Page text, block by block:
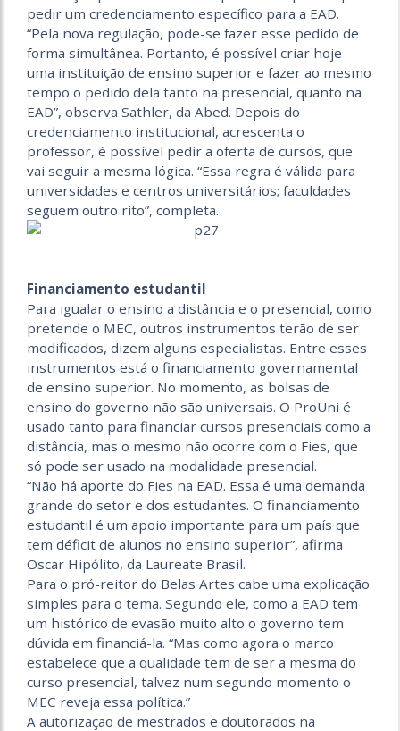
pedir um credenciamento específico para a EAD.
“Pela nova regulação, pode-se fazer esse pedido de
forma simultânea. Portanto, é possível criar hoje
uma instituição de ensino superior e fazer ao mesmo
tempo o pedido dela tanto na presencial, quanto na
EAD”, observa Sathler, da Abed. Depois do
credenciamento institucional, acrescenta o
professor, é possível pedir a oferta de cursos, que
vai seguir a mesma lógica. “Essa regra é válida para
universidades e centros universitários; faculdades
seguem outro rito”, completa.
Financiamento estudantil
Para igualar o ensino a distância e o presencial, como
pretende o MEC, outros instrumentos terão de ser
modificados, dizem alguns especialistas. Entre esses
instrumentos está o financiamento governamental
de ensino superior. No momento, as bolsas de
ensino do governo não são universais. O ProUni é
usado tanto para financiar cursos presenciais como a
distância, mas o mesmo não ocorre com o Fies, que
só pode ser usado na modalidade presencial.
“Não há aporte do Fies na EAD. Essa é uma demanda
grande do setor e dos estudantes. O financiamento
estudantil é um apoio importante para um país que
tem déficit de alunos no ensino superior”, afirma
Oscar Hipólito, da Laureate Brasil.
Para o pró-reitor do Belas Artes cabe uma explicação
simples para o tema. Segundo ele, como a EAD tem
um histórico de evasão muito alto o governo tem
dúvida em financiá-la. “Mas como agora o marco
estabelece que a qualidade tem de ser a mesma do
curso presencial, talvez num segundo momento o
MEC reveja essa política.”
A autorização de mestrados e doutorados na